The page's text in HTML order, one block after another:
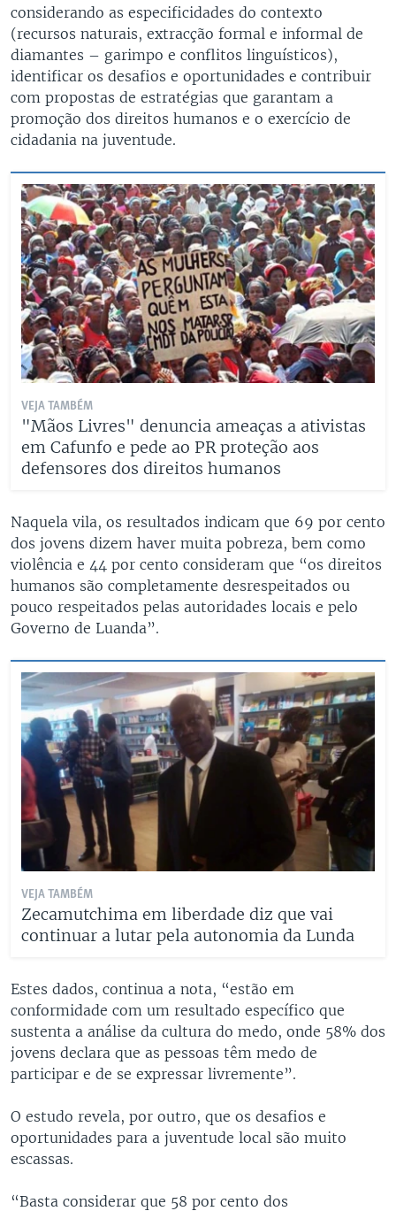
considerando as especificidades do contexto
(recursos naturais, extracção formal e informal de
diamantes – garimpo e conflitos linguísticos),
identificar os desafios e oportunidades e contribuir
com propostas de estratégias que garantam a
promoção dos direitos humanos e o exercício de
cidadania na juventude.
VEJA TAMBÉM
"Mãos Livres" denuncia ameaças a ativistas
em Cafunfo e pede ao PR proteção aos
defensores dos direitos humanos
Naquela vila, os resultados indicam que 69 por cento
dos jovens dizem haver muita pobreza, bem como
violência e 44 por cento consideram que “os direitos
humanos são completamente desrespeitados ou
pouco respeitados pelas autoridades locais e pelo
Governo de Luanda”.
VEJA TAMBÉM
Zecamutchima em liberdade diz que vai
continuar a lutar pela autonomia da Lunda
Estes dados, continua a nota, “estão em
conformidade com um resultado específico que
sustenta a análise da cultura do medo, onde 58% dos
jovens declara que as pessoas têm medo de
participar e de se expressar livremente”.
O estudo revela, por outro, que os desafios e
oportunidades para a juventude local são muito
escassas.
“Basta considerar que 58 por cento dos